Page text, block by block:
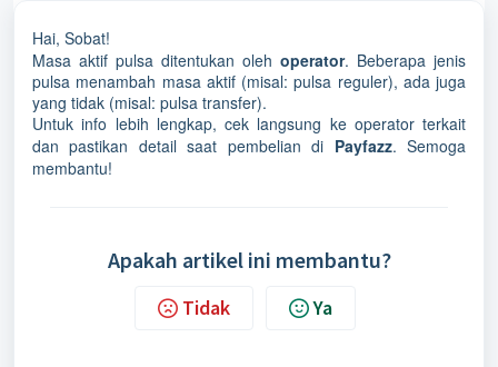
Hai, Sobat!
Masa aktif pulsa ditentukan oleh operator. Beberapa jenis
pulsa menambah masa aktif (misal: pulsa reguler), ada juga
yang tidak (misal: pulsa transfer).
Untuk info lebih lengkap, cek langsung ke operator terkait
dan pastikan detail saat pembelian di Payfazz. Semoga
membantu!
Apakah artikel ini membantu?
Tidak Ya